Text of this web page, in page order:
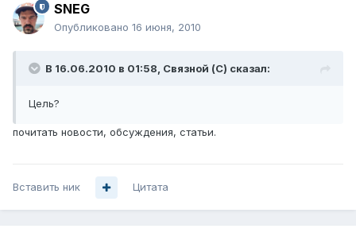
SNEG
Опубликовано 16 июня, 2010
В 16.06.2010 в 01:58, Связной (С) сказал:
Цель?
почитать новости, обсуждения, статьи.
Вставить ник Цитата